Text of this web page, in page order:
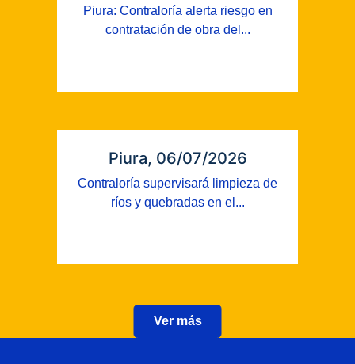
Piura: Contraloría alerta riesgo en
contratación de obra del...
Piura, 06/07/2026
Contraloría supervisará limpieza de
ríos y quebradas en el...
Ver más